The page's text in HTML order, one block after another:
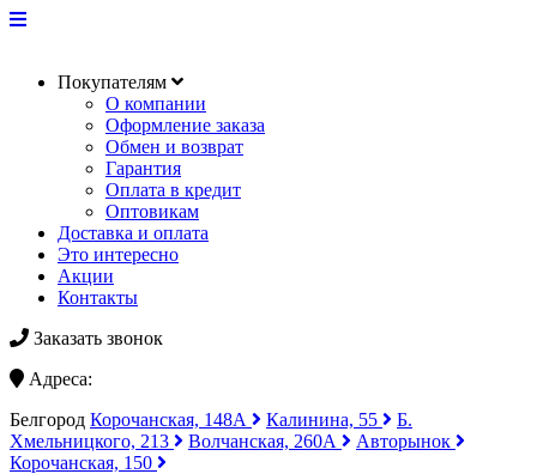
Покупателям
О компании
Оформление заказа
Обмен и возврат
Гарантия
Оплата в кредит
Оптовикам
Доставка и оплата
Это интересно
Акции
Контакты
Заказать звонок
Адреса:
Белгород Корочанская, 148А Калинина, 55
Б.
Хмельницкого, 213
Волчанская, 260А
Авторынок
Корочанская, 150